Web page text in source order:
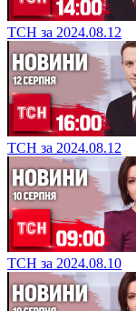
ТСН за 2024.08.12
ТСН за 2024.08.12
ТСН за 2024.08.10